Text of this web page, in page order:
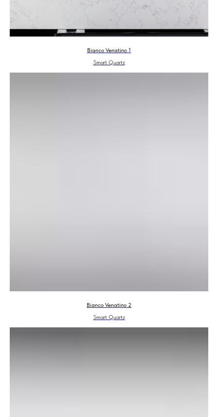
Bianco Venatino 1
Smart Quartz
Bianco Venatino 2
Smart Quartz